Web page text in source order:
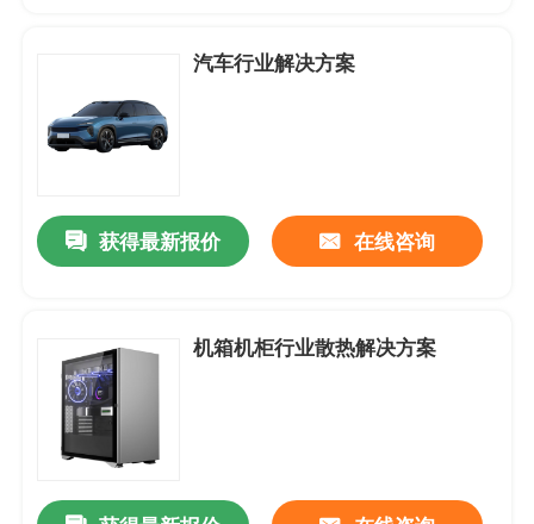
应用案例
DC-直流轴流风扇
DC-直流鼓风机
无框架-支架风扇
DC-直流横流风扇
汽车行业解决方案
获得最新报价 在线咨询
机箱机柜行业散热解决方案